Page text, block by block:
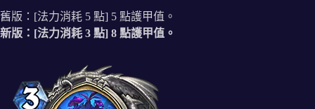
舊版：[法力消耗 5 點] 5 點護甲值。
新版：[法力消耗 3 點] 8 點護甲值。